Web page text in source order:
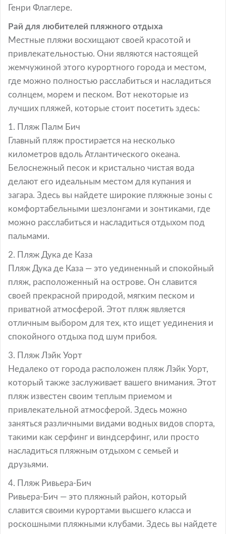
Генри Флаглере.
Рай для любителей пляжного отдыха
Местные пляжи восхищают своей красотой и
привлекательностью. Они являются настоящей
жемчужиной этого курортного города и местом,
где можно полностью расслабиться и насладиться
солнцем, морем и песком. Вот некоторые из
лучших пляжей, которые стоит посетить здесь:
1. Пляж Палм Бич
Главный пляж простирается на несколько
километров вдоль Атлантического океана.
Белоснежный песок и кристально чистая вода
делают его идеальным местом для купания и
загара. Здесь вы найдете широкие пляжные зоны с
комфортабельными шезлонгами и зонтиками, где
можно расслабиться и насладиться отдыхом под
пальмами.
2. Пляж Дука де Каза
Пляж Дука де Каза — это уединенный и спокойный
пляж, расположенный на острове. Он славится
своей прекрасной природой, мягким песком и
приватной атмосферой. Этот пляж является
отличным выбором для тех, кто ищет уединения и
спокойного отдыха под шум прибоя.
3. Пляж Лэйк Уорт
Недалеко от города расположен пляж Лэйк Уорт,
который также заслуживает вашего внимания. Этот
пляж известен своим теплым приемом и
привлекательной атмосферой. Здесь можно
заняться различными видами водных видов спорта,
такими как серфинг и виндсерфинг, или просто
насладиться пляжным отдыхом с семьей и
друзьями.
4. Пляж Ривьера-Бич
Ривьера-Бич — это пляжный район, который
славится своими курортами высшего класса и
роскошными пляжными клубами. Здесь вы найдете